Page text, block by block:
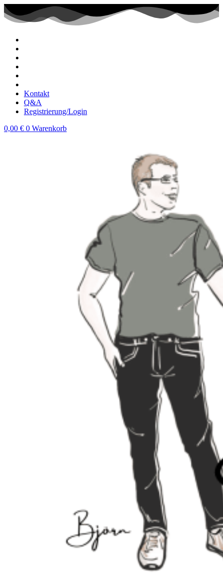
Zum
Inhalt
wechseln
Kontakt
Q&A
Registrierung/Login
0,00 € 0 Warenkorb